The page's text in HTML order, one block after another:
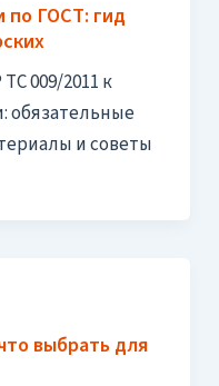
по ГОСТ: гид
009/2011 к
обязательные
и советы
выбрать для